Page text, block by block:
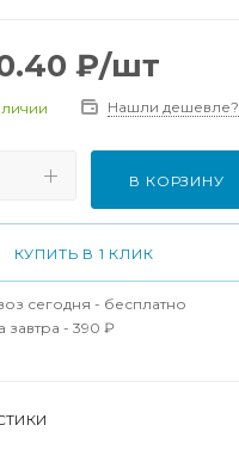
₽/шт
Нашли дешевле?
В КОРЗИНУ
КУПИТЬ В 1 КЛИК
сегодня - бесплатно
завтра - 390 ₽